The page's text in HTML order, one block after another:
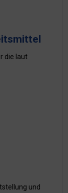
die laut
und